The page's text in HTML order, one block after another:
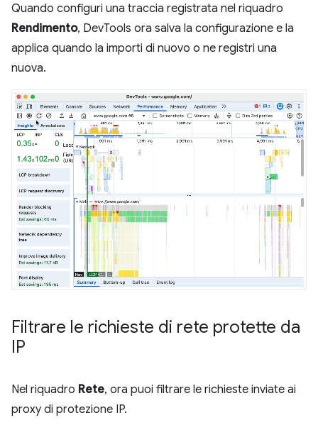
Quando configuri una traccia registrata nel riquadro
Rendimento, DevTools ora salva la configurazione e la
applica quando la importi di nuovo o ne registri una
nuova.
Filtrare le richieste di rete protette da
IP
Nel riquadro Rete, ora puoi filtrare le richieste inviate ai
proxy di protezione IP.